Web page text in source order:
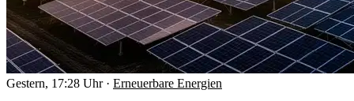
Gestern, 17:28 Uhr · Erneuerbare Energien